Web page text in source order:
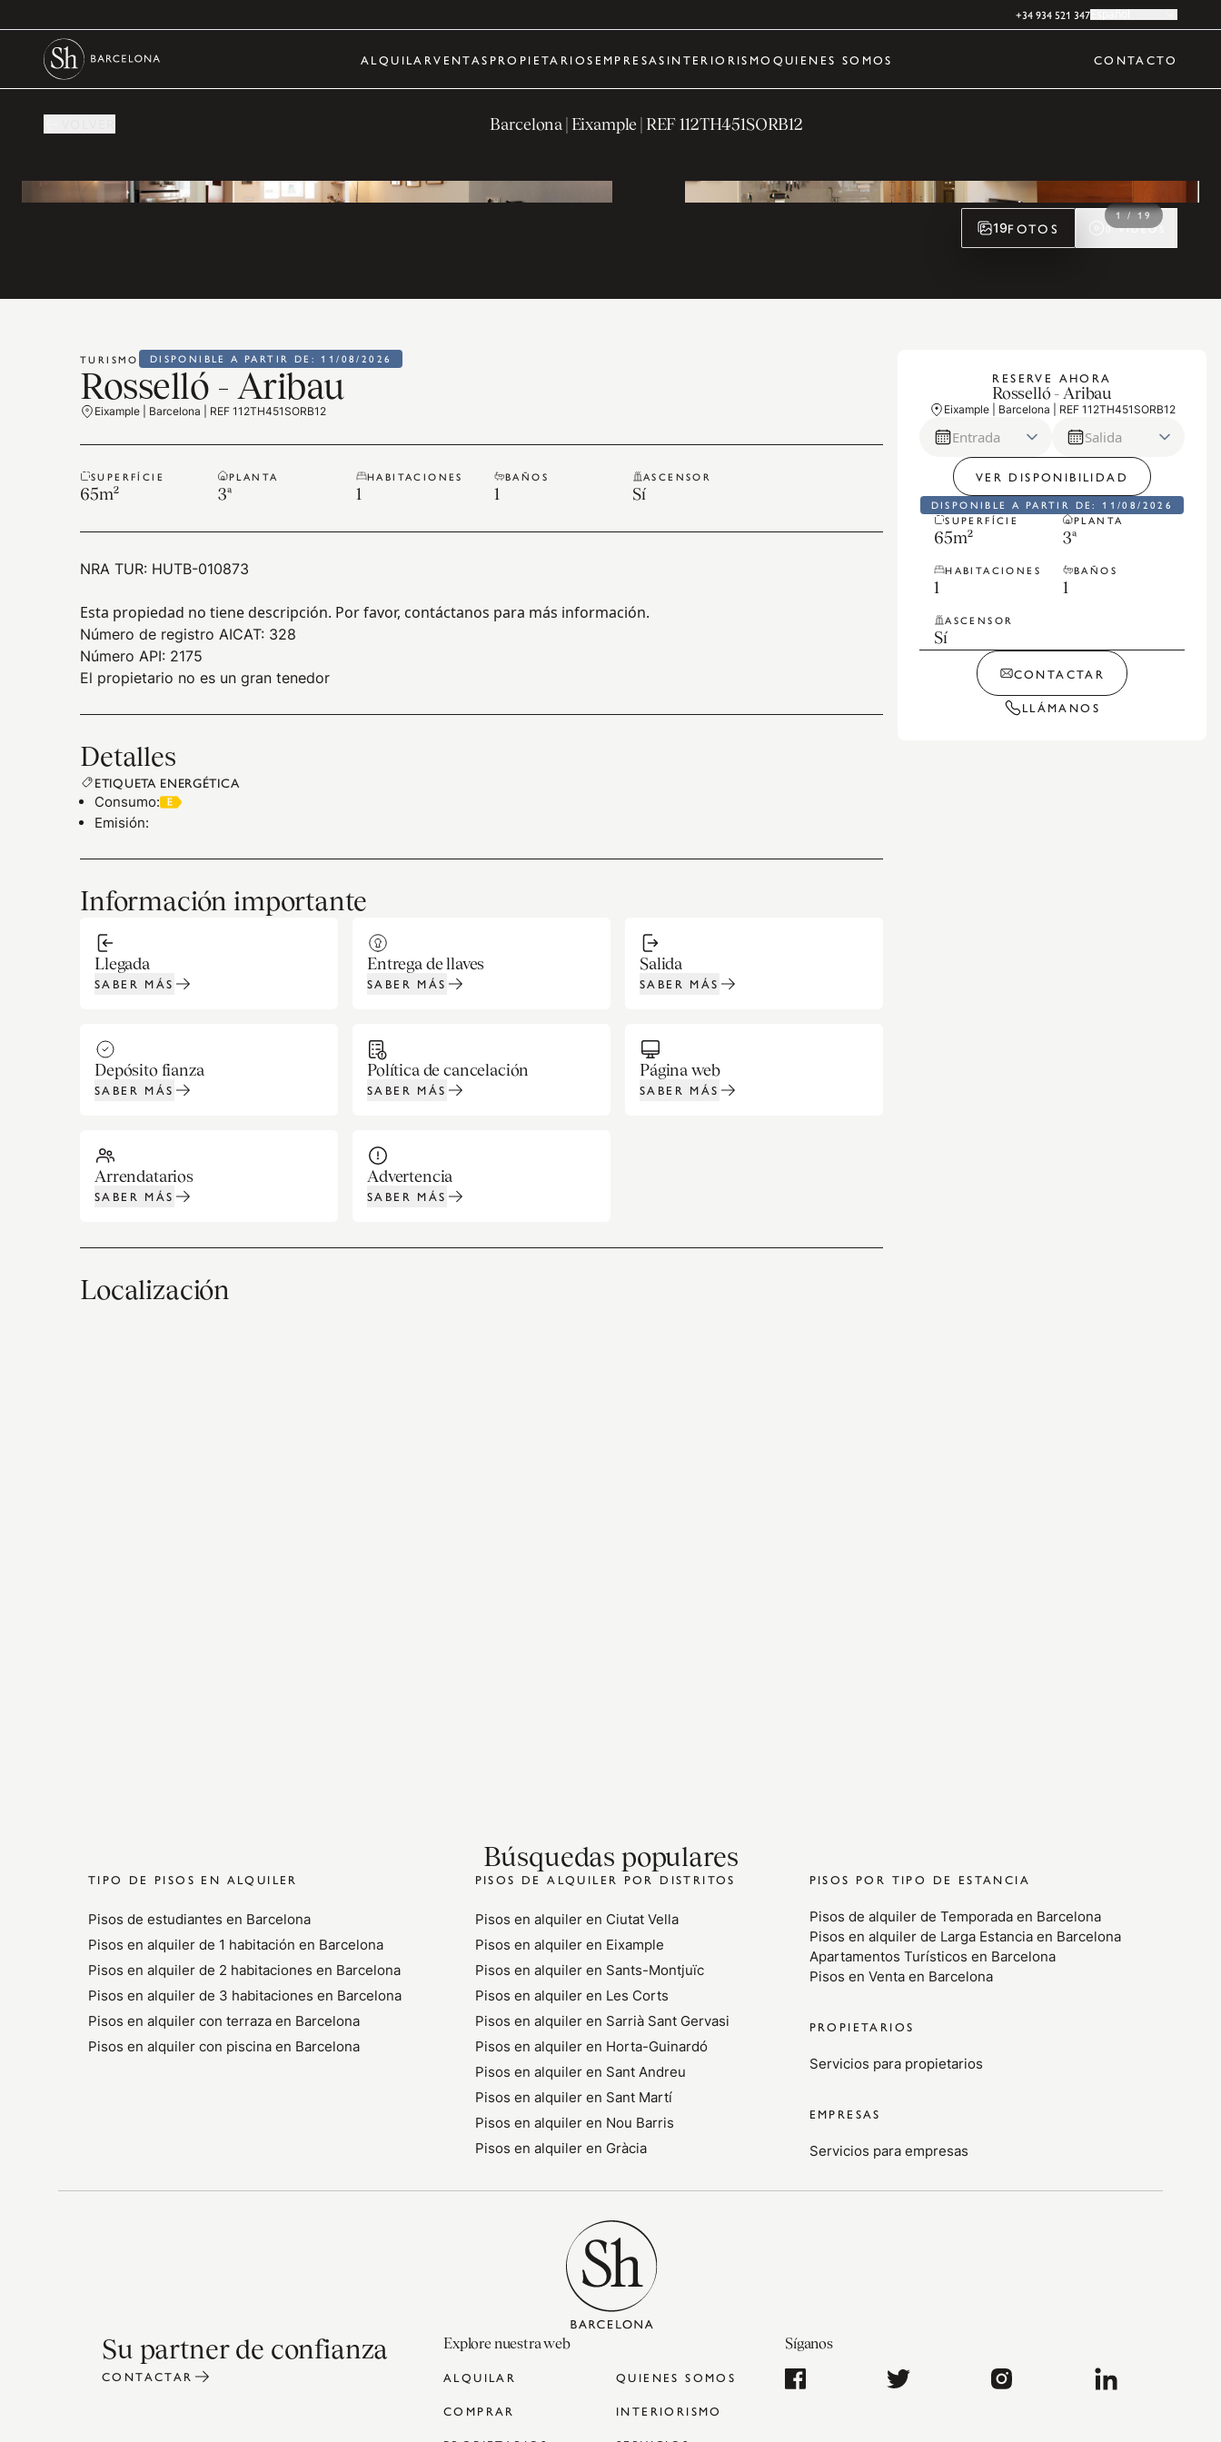
+34 934 521 347Español
ALQUILARVENTAS PROPIETARIOS EMPRESAS INTERIORISMO QUIENES SOMOS CONTACTO
Barcelona | Eixample | REF112TH451SORB12
1/19
19FOTOS 0 VIDEOS
TURISMO DISPONIBLE A PARTIR DE: 11/08/2026
Rosselló - Aribau
Eixample | Barcelona | REF 112TH451SORB12
SUPERFÍCIE
65m²
PLANTA
3ª
HABITACIONES
1
BAÑOS
1
ASCENSOR
Sí
NRA TUR: HUTB-010873
Esta propiedad no tiene descripción. Por favor, contáctanos para más información.
Número de registro AICAT: 328
Número API: 2175
El propietario no es un gran tenedor
Detalles
ETIQUETA ENERGÉTICA
Consumo:
Emisión:
Información importante
Llegada
SABER MÁS
Entrega de llaves
SABER MÁS
Salida
SABER MÁS
Depósito fianza
SABER MÁS
Política de cancelación
SABER MÁS
Página web
SABER MÁS
Arrendatarios
SABER MÁS
Advertencia
SABER MÁS
Localización
RESERVE AHORA
Rosselló - Aribau
Eixample | Barcelona | REF 112TH451SORB12
Entrada Salida
VER DISPONIBILIDAD
DISPONIBLE A PARTIR DE: 11/08/2026
SUPERFÍCIE
65m²
PLANTA
3ª
HABITACIONES
1
BAÑOS
1
ASCENSOR
Sí
CONTACTAR
LLÁMANOS
Búsquedas populares
TIPO DE PISOS EN ALQUILER
Pisos de estudiantes en Barcelona
Pisos en alquiler de 1 habitación en Barcelona
Pisos en alquiler de 2 habitaciones en Barcelona
Pisos en alquiler de 3 habitaciones en Barcelona
Pisos en alquiler con terraza en Barcelona
Pisos en alquiler con piscina en Barcelona
PISOS DE ALQUILER POR DISTRITOS
Pisos en alquiler en Ciutat Vella
Pisos en alquiler en Eixample
Pisos en alquiler en Sants-Montjuïc
Pisos en alquiler en Les Corts
Pisos en alquiler en Sarrià Sant Gervasi
Pisos en alquiler en Horta-Guinardó
Pisos en alquiler en Sant Andreu
Pisos en alquiler en Sant Martí
Pisos en alquiler en Nou Barris
Pisos en alquiler en Gràcia
PISOS POR TIPO DE ESTANCIA
Pisos de alquiler de Temporada en Barcelona
Pisos en alquiler de Larga Estancia en Barcelona
Apartamentos Turísticos en Barcelona
Pisos en Venta en Barcelona
PROPIETARIOS
Servicios para propietarios
EMPRESAS
Servicios para empresas
Su partner de confianza
CONTACTAR
Explore nuestra web
ALQUILAR
QUIENES SOMOS
COMPRAR
INTERIORISMO
Síganos